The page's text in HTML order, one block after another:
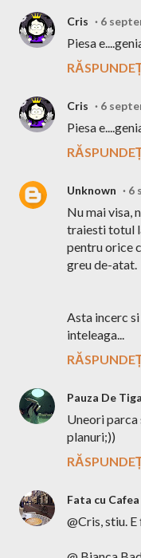
Cris 6
Piesa
Cris 6
Piesa
Unknown 6
Nu mai visa,
traiesti totul
pentru orice
greu de-atat.
Asta incerc si
inteleaga...
Pauza De
Uneori
planuri;))
Fata cu Cafea
@Cris, stiu.